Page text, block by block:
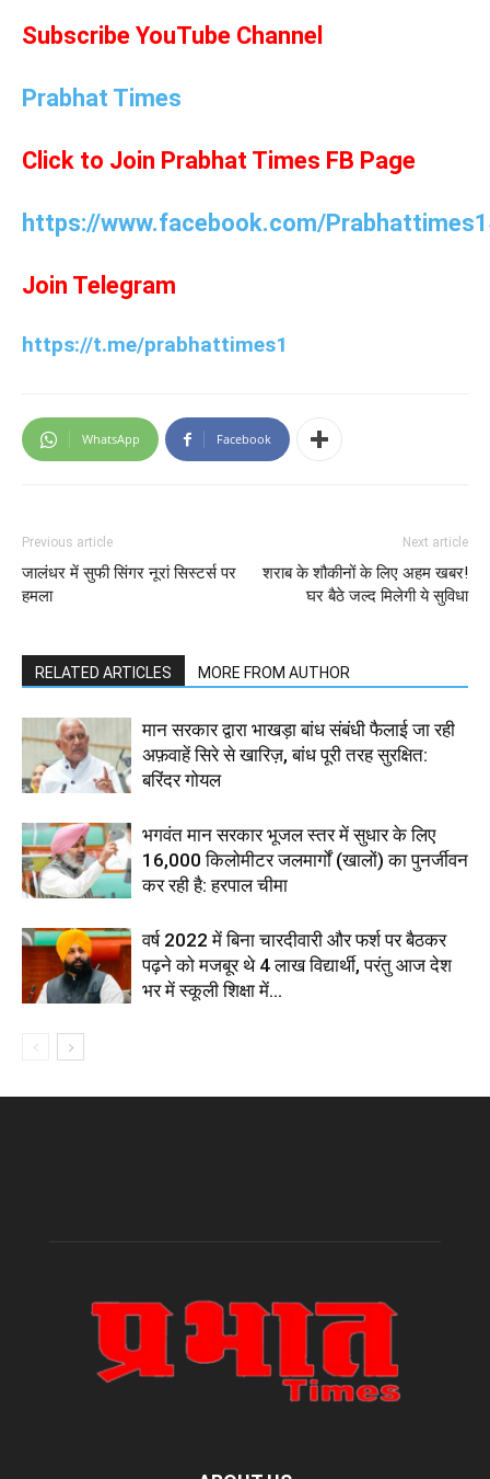
Subscribe YouTube Channel
Prabhat Times
Click to Join Prabhat Times FB Page
https://www.facebook.com/
Join Telegram
https://t.me/prabhattimes1
WhatsApp Facebook
Previous article
जालंधर में सुफी सिंगर नूरां सिस्टर्स पर
हमला
Next article
शराब के शौकीनों के लिए अहम खबर!
घर बैठे जल्द मिलेगी ये सुविधा
RELATED ARTICLES MORE FROM AUTHOR
मान सरकार द्वारा भाखड़ा बांध संबंधी फैलाई जा रही
अफ़वाहें सिरे से खारिज़, बांध पूरी तरह सुरक्षित:
बरिंदर गोयल
भगवंत मान सरकार भूजल स्तर में सुधार के लिए
16,000 किलोमीटर जलमार्गों (खालों) का पुनर्जीवन
कर रही है: हरपाल चीमा
वर्ष 2022 में बिना चारदीवारी और फर्श पर बैठकर
पढ़ने को मजबूर थे 4 लाख विद्यार्थी, परंतु आज देश
भर में स्कूली शिक्षा में...